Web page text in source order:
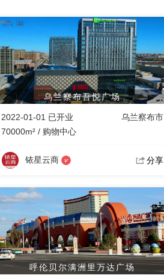
乌兰察布吾悦广场
2022-01-01 已开业
乌兰察布市
70000m² / 购物中心
铱星云商 分享
呼伦贝尔满洲里万达广场